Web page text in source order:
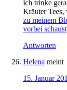
ich trinke
Kräuter Tees,
zu meinem
vorbei schaust
Antworten
Helena meint
15. Januar